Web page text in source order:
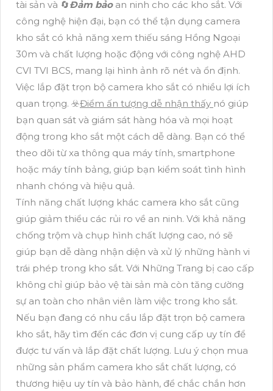
tài sản và 🔄Đảm bảoan ninh cho các kho sắt. Với
công nghệ hiện đại, bạn có thể tận dụng camera
kho sắt có khả năng xem thiếu sáng Hồng Ngoại
30m và chất lượng hoặc động với công nghệ AHD
CVI TVI BCS, mang lại hình ảnh rõ nét và ổn định.
Việc lắp đặt trọn bộ camera kho sắt có nhiều lợi ích
quan trọng. ☣️Điểm ấn tượng dễ nhận thấy nó giúp
bạn quan sát và giám sát hàng hóa và mọi hoạt
động trong kho sắt một cách dễ dàng. Bạn có thể
theo dõi từ xa thông qua máy tính, smartphone
hoặc máy tính bảng, giúp bạn kiểm soát tình hình
nhanh chóng và hiệu quả.
Tính năng chất lượng khác camera kho sắt cũng
giúp giảm thiểu các rủi ro về an ninh. Với khả năng
chống trộm và chụp hình chất lượng cao, nó sẽ
giúp bạn dễ dàng nhận diện và xử lý những hành vi
trái phép trong kho sắt. Với Những Trang bị cao cấp
không chỉ giúp bảo vệ tài sản mà còn tăng cường
sự an toàn cho nhân viên làm việc trong kho sắt.
Nếu bạn đang có nhu cầu lắp đặt trọn bộ camera
kho sắt, hãy tìm đến các đơn vị cung cấp uy tín để
được tư vấn và lắp đặt chất lượng. Lưu ý chọn mua
những sản phẩm camera kho sắt chất lượng, có
thương hiệu uy tín và bảo hành, để chắc chắn hơn